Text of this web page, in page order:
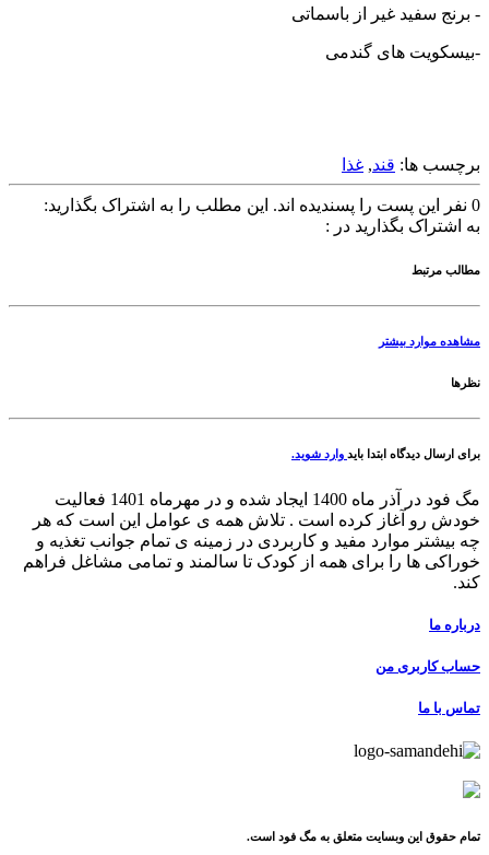
- برنج سفید غیر از باسماتی
-بیسکویت های گندمی
برچسب ها: قند, غذا
0 نفر این پست را پسندیده اند. این مطلب را به اشتراک بگذارید:
به اشتراک بگذارید در :
مطالب مرتبط
مشاهده موارد بیشتر
نظرها
برای ارسال دیدگاه ابتدا باید وارد شوید.
مگ فود در آذر ماه 1400 ایجاد شده و در مهرماه 1401 فعالیت
خودش رو آغاز کرده است . تلاش همه ی عوامل این است که هر
چه بیشتر موارد مفید و کاربردی در زمینه ی تمام جوانب تغذیه و
خوراکی ها را برای همه از کودک تا سالمند و تمامی مشاغل فراهم
کند.
درباره ما
حساب کاربری من
تماس با ما
تمام حقوق این وبسایت متعلق به مگ فود است.